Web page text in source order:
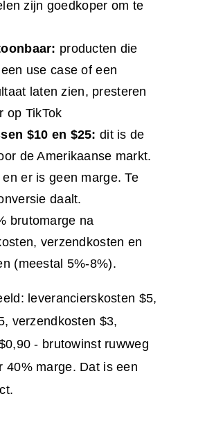
zijn goedkoper om te
producten die
use case of een
laten zien, presteren
op TikTok
$10 en $25: dit is de
de Amerikaanse markt.
er is geen marge. Te
daalt.
brutomarge na
verzendkosten en
(meestal 5%-8%).
leverancierskosten $5,
verzendkosten $3,
- brutowinst ruwweg
40% marge. Dat is een